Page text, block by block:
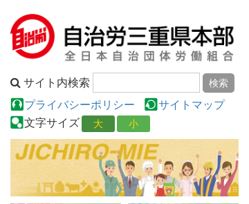
サイト内検索
プライバシーポリシー
サイトマップ
文字サイズ
大 小